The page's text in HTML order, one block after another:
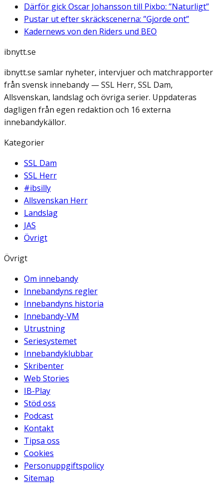
Därför gick Oscar Johansson till Pixbo: ”Naturligt”
Pustar ut efter skräckscenerna: ”Gjorde ont”
Kadernews von den Riders und BEO
ibnytt.se
ibnytt.se samlar nyheter, intervjuer och matchrapporter
från svensk innebandy — SSL Herr, SSL Dam,
Allsvenskan, landslag och övriga serier. Uppdateras
dagligen från egen redaktion och 16 externa
innebandykällor.
Kategorier
SSL Dam
SSL Herr
#ibsilly
Allsvenskan Herr
Landslag
JAS
Övrigt
Övrigt
Om innebandy
Innebandyns regler
Innebandyns historia
Innebandy-VM
Utrustning
Seriesystemet
Innebandyklubbar
Skribenter
Web Stories
IB-Play
Stöd oss
Podcast
Kontakt
Tipsa oss
Cookies
Personuppgiftspolicy
Sitemap